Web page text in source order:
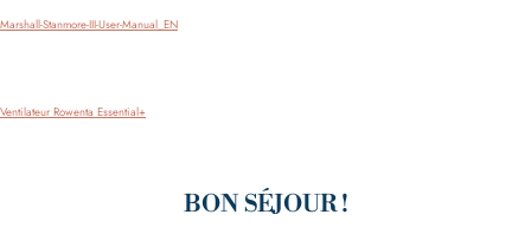
Marshall-Stanmore-III-User-Manual_EN
Ventilateur Rowenta Essential+
BON SÉJOUR !